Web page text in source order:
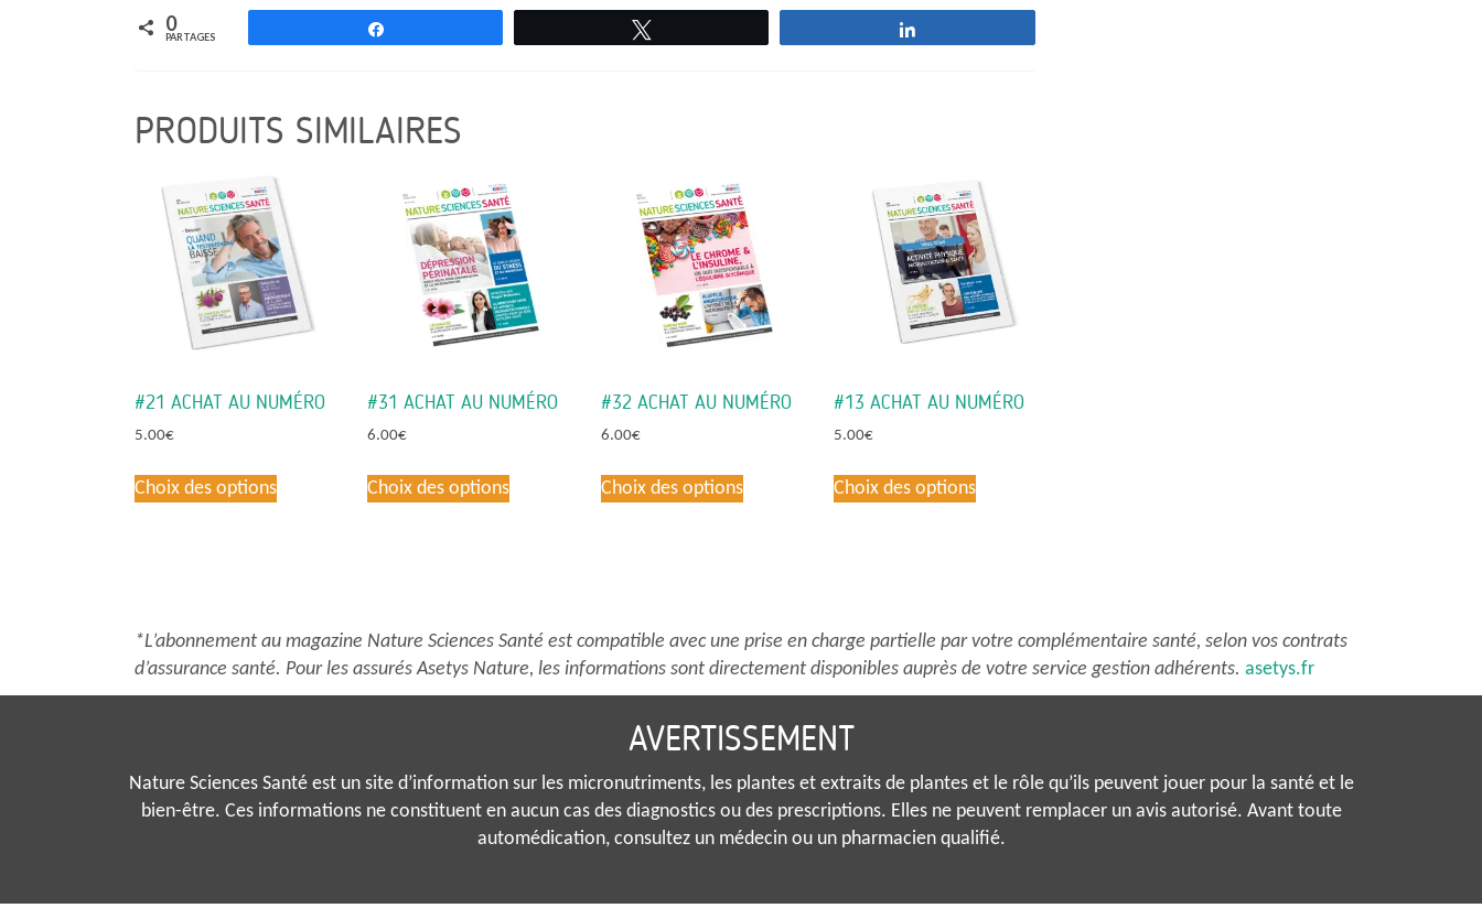
0
PARTAGES
PRODUITS SIMILAIRES
#21 ACHAT AU NUMÉRO
5.00€
Choix des optionsproduit
options
peuvent
page
#31 ACHAT AU NUMÉRO
6.00€
Choix des optionsproduit
options
peuvent
#32 ACHAT AU NUMÉRO
6.00€
Choix des optionsproduit
options
peuvent
sur
la
page
du
#13 ACHAT AU NUMÉRO
5.00€
Choix des optionsproduit
options
peuvent
la
du
*L’abonnement au magazine Nature Sciences Santé est compatible avec une prise en charge partielle par votre complémentaire santé, selon vos contrats
d’assurance santé. Pour les assurés Asetys Nature, les informations sont directement disponibles auprès de votre service gestion adhérents. asetys.fr
AVERTISSEMENT
Nature Sciences Santé est un site d’information sur les micronutriments, les plantes et extraits de plantes et le rôle qu’ils peuvent jouer pour la santé et le
bien-être. Ces informations ne constituent en aucun cas des diagnostics ou des prescriptions. Elles ne peuvent remplacer un avis autorisé. Avant toute
automédication, consultez un médecin ou un pharmacien qualifié.